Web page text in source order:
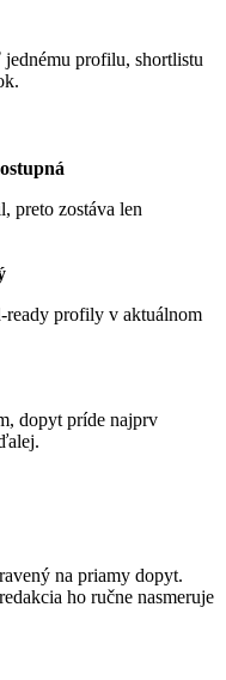
profilu, shortlistu
preto zostáva len
ready profily v aktuálnom
dopyt príde najprv
na priamy dopyt.
ho ručne nasmeruje